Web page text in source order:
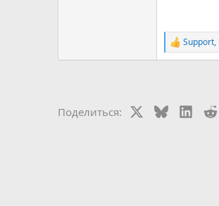
Р
е
Support,
Поделиться: Bluesky